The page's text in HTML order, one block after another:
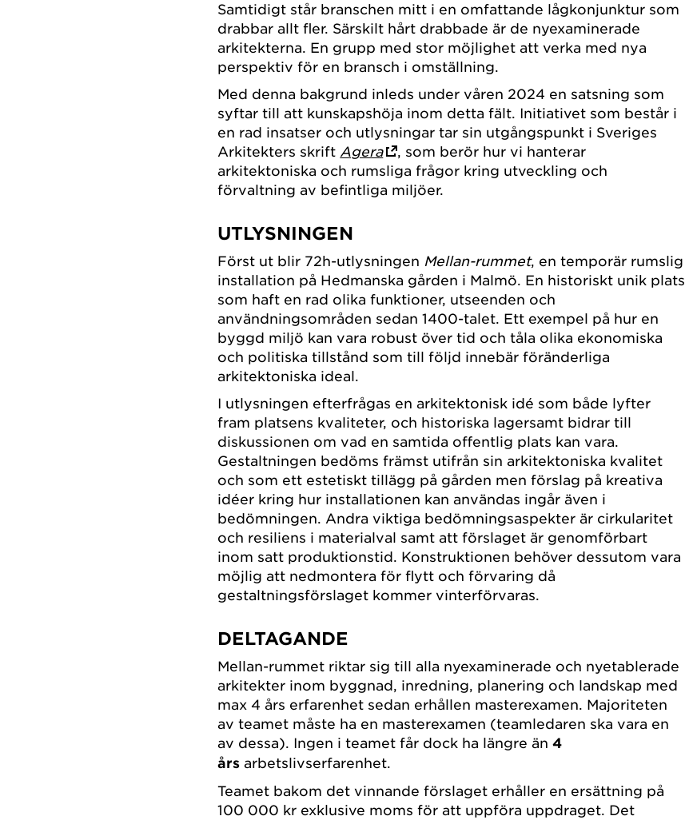
Samtidigt står branschen mitt i en omfattande lågkonjunktur som
drabbar allt fler. Särskilt hårt drabbade är de nyexaminerade
arkitekterna. En grupp med stor möjlighet att verka med nya
perspektiv för en bransch i omställning.
Med denna bakgrund inleds under våren 2024 en satsning som
syftar till att kunskapshöja inom detta fält. Initiativet som består i
en rad insatser och utlysningar tar sin utgångspunkt i Sveriges
Arkitekters skrift Agera
, som berör hur vi hanterar
arkitektoniska och rumsliga frågor kring utveckling och
förvaltning av befintliga miljöer.
UTLYSNINGEN
Först ut blir 72h-utlysningen Mellan-rummet, en temporär rumslig
installation på Hedmanska gården i Malmö. En historiskt unik plats
som haft en rad olika funktioner, utseenden och
användningsområden sedan 1400-talet. Ett exempel på hur en
byggd miljö kan vara robust över tid och tåla olika ekonomiska
och politiska tillstånd som till följd innebär föränderliga
arkitektoniska ideal.
I utlysningen efterfrågas en arkitektonisk idé som både lyfter
fram platsens kvaliteter, och historiska lagersamt bidrar till
diskussionen om vad en samtida offentlig plats kan vara.
Gestaltningen bedöms främst utifrån sin arkitektoniska kvalitet
och som ett estetiskt tillägg på gården men förslag på kreativa
idéer kring hur installationen kan användas ingår även i
bedömningen. Andra viktiga bedömningsaspekter är cirkularitet
och resiliens i materialval samt att förslaget är genomförbart
inom satt produktionstid. Konstruktionen behöver dessutom vara
möjlig att nedmontera för flytt och förvaring då
gestaltningsförslaget kommer vinterförvaras.
DELTAGANDE
Mellan-rummet riktar sig till alla nyexaminerade och nyetablerade
arkitekter inom byggnad, inredning, planering och landskap med
max 4 års erfarenhet sedan erhållen masterexamen. Majoriteten
av teamet måste ha en masterexamen (teamledaren ska vara en
av dessa). Ingen i teamet får dock ha längre än4
årsarbetslivserfarenhet.
Teamet bakom det vinnande förslaget erhåller en ersättning på
100 000 kr exklusive moms för att uppföra uppdraget. Det